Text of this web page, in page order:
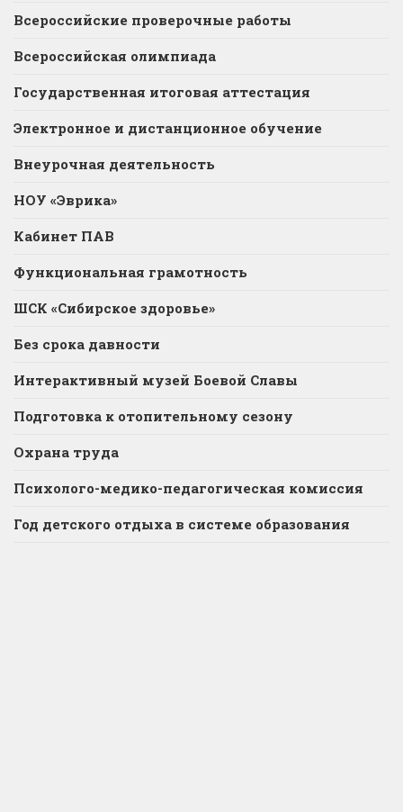
Всероссийские проверочные работы
Всероссийская олимпиада
Государственная итоговая аттестация
Электронное и дистанционное обучение
Внеурочная деятельность
НОУ «Эврика»
Кабинет ПАВ
Функциональная грамотность
ШСК «Сибирское здоровье»
Без срока давности
Интерактивный музей Боевой Славы
Подготовка к отопительному сезону
Охрана труда
Психолого-медико-педагогическая комиссия
Год детского отдыха в системе образования